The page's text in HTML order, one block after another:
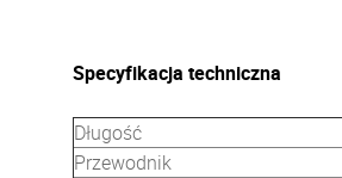
Specyfikacja techniczna
Długość
Przewodnik